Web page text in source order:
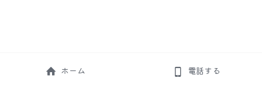
ホーム 電話する